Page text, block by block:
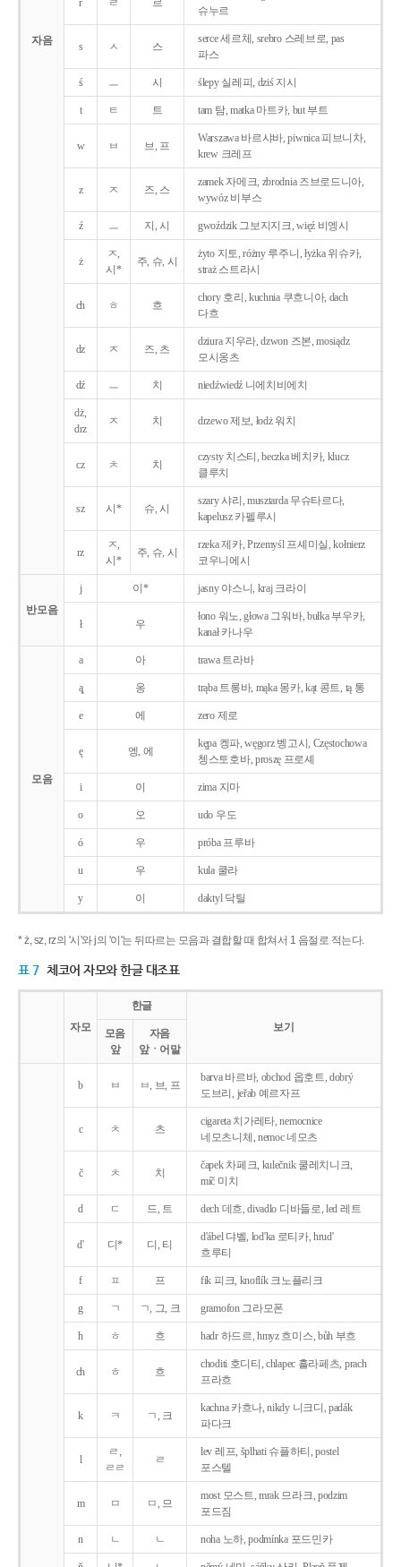
자음
r ㄹ 르
슈누르
s ㅅ 스
serce 세르체, srebro 스레브로, pas
파스
ś ㅡ 시 ślepy 실레피, dziś 지시
t ㅌ 트 tam 탐, matka 마트카, but 부트
w ㅂ 브, 프
Warszawa 바르샤바, piwnica 피브니차,
krew 크레프
z ㅈ 즈, 스
zamek 자메크, zbrodnia 즈브로드니아,
wywóz 비부스
ź ㅡ 지, 시 gwoździk 그보지지크, więź 비엥시
ż
ㅈ,
시*
주, 슈, 시
żyto 지토, różny 루주니, łyżka 위슈카,
straż 스트라시
ch ㅎ 흐
chory 호리, kuchnia 쿠흐니아, dach
다흐
dz ㅈ 즈, 츠
dziura 지우라, dzwon 즈본, mosiądz
모시옹츠
dź ㅡ 치 niedźwiedź 니에치비에치
dż,
drz
ㅈ 치 drzewo 제보, łodż 워치
cz ㅊ 치
czysty 치스티, beczka 베치카, klucz
클루치
sz 시* 슈, 시
szary 샤리, musztarda 무슈타르다,
kapelusz 카펠루시
rz
ㅈ,
시*
주, 슈, 시
rzeka 제카, Przemyśl 프셰미실, kołnierz
코우니에시
반모음
j 이* jasny 야스니, kraj 크라이
ł 우
łono 워노, głowa 그워바, bułka 부우카,
kanał 카나우
모음
a 아 trawa 트라바
ą̨ 옹 trąba 트롱바, mąka 몽카, kąt 콩트, tą 통
e 에 zero 제로
ę 엥, 에
kępa 켕파, węgorz 벵고시, Częstochowa
쳉스토호바, proszę 프로셰
i 이 zima 지마
o 오 udo 우도
ó 우 próba 프루바
u 우 kula 쿨라
y 이 daktyl 닥틸
* ż, sz, rz의 '시'와 j의 '이'는 뒤따르는 모음과 결합할 때 합쳐서 1 음절로 적는다.
표 7 체코어 자모와 한글 대조표
자모
한글
보기
모음
앞
자음
앞ㆍ어말
b ㅂ ㅂ, 브, 프
barva 바르바, obchod 옵호트, dobrý
도브리, jeřab 예르자프
c ㅊ 츠
cigareta 치가레타, nemocnice
네모츠니체, nemoc 네모츠
č ㅊ 치
čapek 차페크, kulečnik 쿨레치니크,
míč 미치
d ㄷ 드, 트 dech 데흐, divadlo 디바들로, led 레트
d' 디* 디, 티
d'ábel 댜벨, lod'ka 로티카, hrud'
흐루티
f ㅍ 프 fík 피크, knoflík 크노플리크
g ㄱ ㄱ, 그, 크 gramofon 그라모폰
h ㅎ 흐 hadr 하드르, hmyz 흐미스, bůh 부흐
ch ㅎ 흐
choditi 호디티, chlapec 흘라페츠, prach
프라흐
k ㅋ ㄱ, 크
kachna 카흐나, nikdy 니크디, padák
파다크
l
ㄹ,
ㄹㄹ
ㄹ
lev 레프, šplhati 슈플하티, postel
포스텔
m ㅁ ㅁ, 므
most 모스트, mrak 므라크, podzim
포드짐
n ㄴ ㄴ noha 노하, podmínka 포드민카